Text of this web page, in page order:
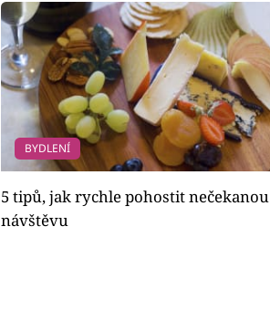
BYDLENÍ
5 tipů, jak rychle pohostit nečekanou
návštěvu